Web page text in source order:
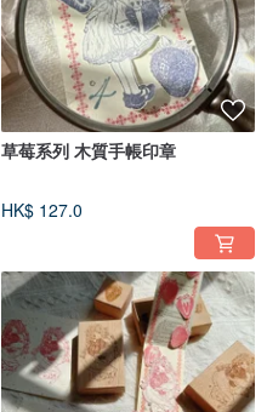
草莓系列 木質手帳印章
HK$ 127.0